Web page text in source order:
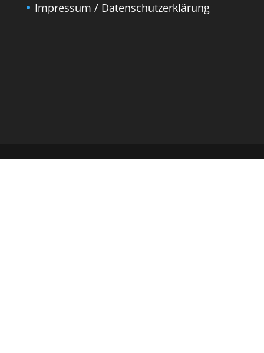
Impressum / Datenschutzerklärung